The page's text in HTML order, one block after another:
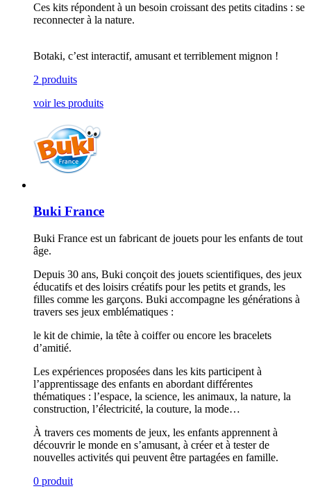
Ces kits répondent à un besoin croissant des petits citadins : se
reconnecter à la nature.
Botaki, c’est interactif, amusant et terriblement mignon !
2 produits
voir les produits
Buki France
Buki France est un fabricant de jouets pour les enfants de tout
âge.
Depuis 30 ans, Buki conçoit des jouets scientifiques, des jeux
éducatifs et des loisirs créatifs pour les petits et grands, les
filles comme les garçons. Buki accompagne les générations à
travers ses jeux emblématiques :
le kit de chimie, la tête à coiffer ou encore les bracelets
d’amitié.
Les expériences proposées dans les kits participent à
l’apprentissage des enfants en abordant différentes
thématiques : l’espace, la science, les animaux, la nature, la
construction, l’électricité, la couture, la mode…
À travers ces moments de jeux, les enfants apprennent à
découvrir le monde en s’amusant, à créer et à tester de
nouvelles activités qui peuvent être partagées en famille.
0 produit